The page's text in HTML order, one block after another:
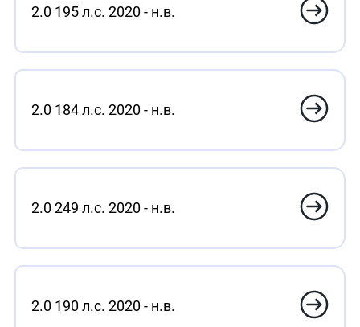
2.0 195 л.с. 2020 - н.в.
2.0 184 л.с. 2020 - н.в.
2.0 249 л.с. 2020 - н.в.
2.0 190 л.с. 2020 - н.в.